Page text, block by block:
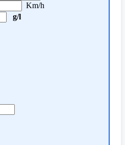
Km/h
g/l